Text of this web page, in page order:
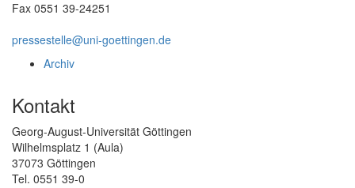
Fax 0551 39-24251
pressestelle@uni-goettingen.de
Archiv
Kontakt
Georg-August-Universität Göttingen
Wilhelmsplatz 1 (Aula)
37073 Göttingen
Tel. 0551 39-0